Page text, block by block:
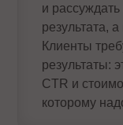
и рассуждать
результата,
Клиенты
результаты:
CTR и
которому